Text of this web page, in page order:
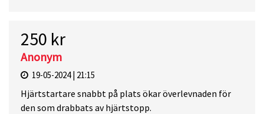
250 kr
Anonym
19-05-2024 | 21:15
Hjärtstartare snabbt på plats ökar överlevnaden för
den som drabbats av hjärtstopp.